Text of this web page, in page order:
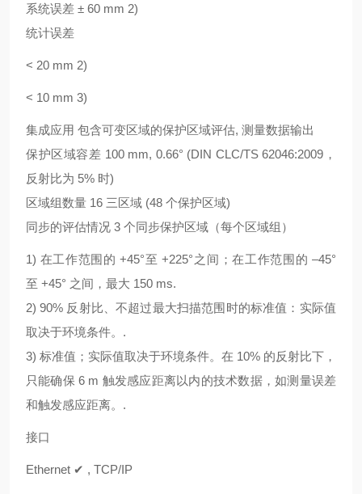
系统误差 ± 60 mm 2)
统计误差
< 20 mm 2)
< 10 mm 3)
集成应用 包含可变区域的保护区域评估, 测量数据输出
保护区域容差 100 mm, 0.66° (DIN CLC/TS 62046:2009，
反射比为 5% 时)
区域组数量 16 三区域 (48 个保护区域)
同步的评估情况 3 个同步保护区域（每个区域组）
1) 在工作范围的 +45°至 +225°之间；在工作范围的 –45°
至 +45° 之间，最大 150 ms.
2) 90% 反射比、不超过最大扫描范围时的标准值：实际值
取决于环境条件。.
3) 标准值；实际值取决于环境条件。在 10% 的反射比下，
只能确保 6 m 触发感应距离以内的技术数据，如测量误差
和触发感应距离。.
接口
Ethernet ✔ , TCP/IP